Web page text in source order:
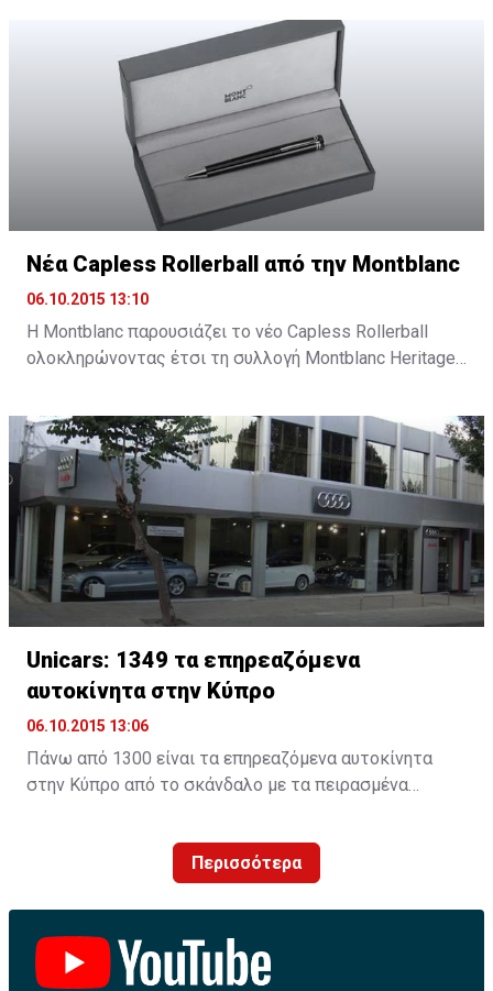
ευκαιρία να δουν από κοντά το νέο SUV της Audi.
Νέα Capless Rollerball από την Montblanc
06.10.2015 13:10
Η Montblanc παρουσιάζει το νέο Capless Rollerball
ολοκληρώνοντας έτσι τη συλλογή Montblanc Heritage
καινοτομία και τη σχεδιαστική παράδοση της
Montblanc.
Unicars: 1349 τα επηρεαζόμενα
αυτοκίνητα στην Κύπρο
06.10.2015 13:06
Πάνω από 1300 είναι τα επηρεαζόμενα αυτοκίνητα
στην Κύπρο από το σκάνδαλο με τα πειρασμένα
αντιπρόσωπος της Volkswagen AG στην Κύπρο,
ενημερώνει για τις προσεχείς ενέργειες που αφορούν
πετρελαιοκίνητα οχήματα με κινητήρες EA 189.
Περισσότερα